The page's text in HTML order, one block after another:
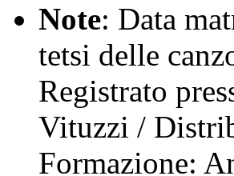
Note: Data
tetsi delle
Registrato
Vituzzi /
Formazione: